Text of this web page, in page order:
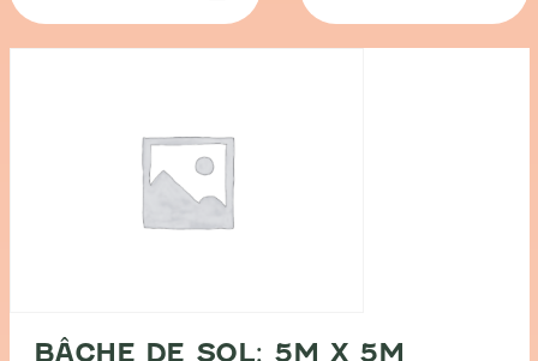
BÂCHE DE SOL: 5M X 5M